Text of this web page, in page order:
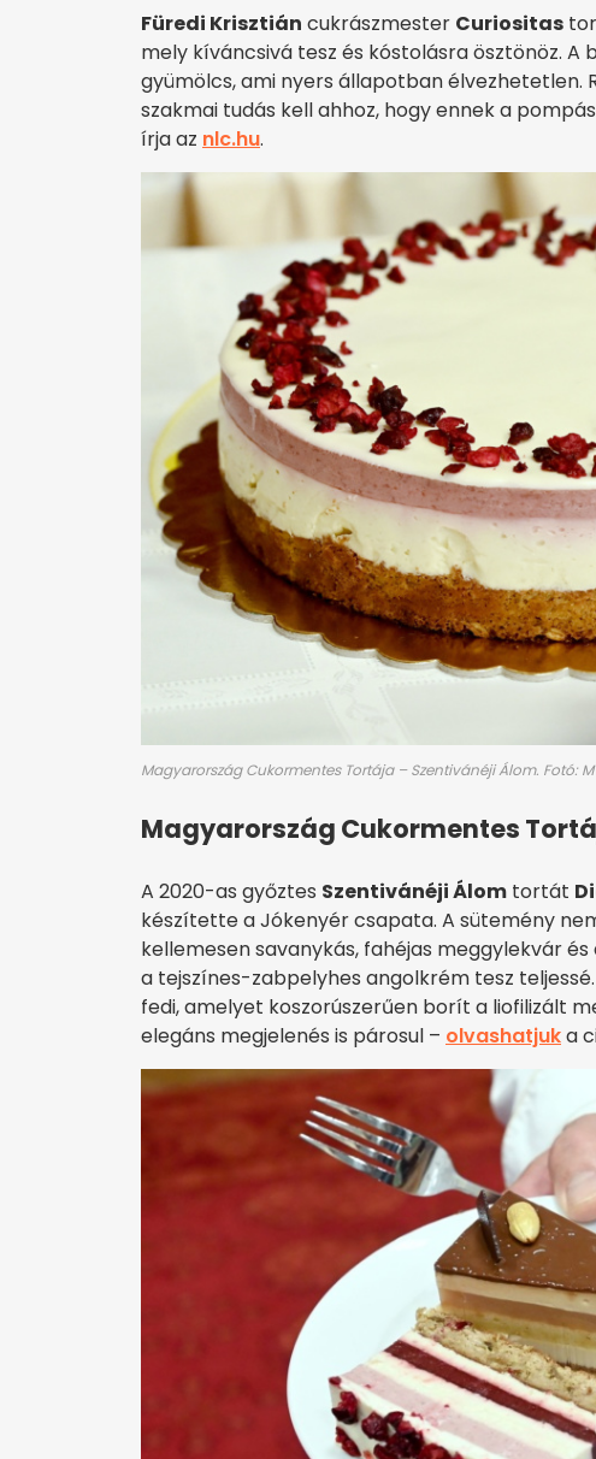
Füredi Krisztián cukrászmester Curiositas
mely kíváncsivá tesz és kóstolásra ösztönöz.
gyümölcs, ami nyers állapotban élvezhetetlen.
szakmai tudás kell ahhoz, hogy ennek a
írja az nlc.hu.
Magyarország Cukormentes Tortája – Szentivánéji Álom. Fotó:
Magyarország Cukormentes
A 2020-as győztes Szentivánéji Álom tortát
készítette a Jókenyér csapata. A sütemény
kellemesen savanykás, fahéjas meggylekvár
a tejszínes-zabpelyhes angolkrém tesz
fedi, amelyet koszorúszerűen borít a liofilizált
elegáns megjelenés is párosul – olvashatjuka